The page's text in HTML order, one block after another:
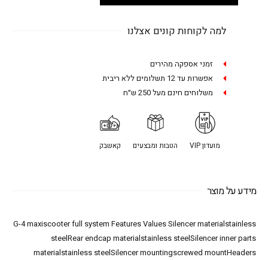
למה לקוחות קונים אצלנו
זמני אספקה מהירים
אפשרות עד 12 תשלומים ללא ריבית
משלוחים חינם מעל 250 ש״ח
מועדון VIP הטבות ומבצעים קאשבק
מידע על מוצר
G-4 maxiscooter full system Features Values Silencer materialstainless
steelRear endcap materialstainless steelSilencer inner parts
materialstainless steelSilencer mountingscrewed mountHeaders